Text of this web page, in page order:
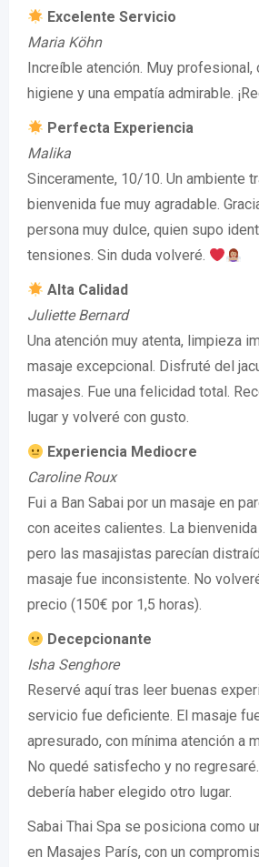
Excelente Servicio
Maria Köhn
Increíble atención. Muy profesional,
higiene y una empatía admirable.
Perfecta Experiencia
Malika
Sinceramente, 10/10. Un ambiente
bienvenida fue muy agradable.
persona muy dulce, quien supo
tensiones. Sin duda volveré.
Alta Calidad
Juliette Bernard
Una atención muy atenta, limpieza
masaje excepcional. Disfruté del
masajes. Fue una felicidad total.
lugar y volveré con gusto.
Experiencia Mediocre
Caroline Roux
Fui a Ban Sabai por un masaje en
con aceites calientes. La
pero las masajistas parecían
masaje fue inconsistente. No
precio (150€ por 1,5 horas).
Decepcionante
Isha Senghore
Reservé aquí tras leer buenas
servicio fue deficiente. El masaje
apresurado, con mínima atención a
No quedé satisfecho y no
debería haber elegido otro lugar.
Sabai Thai Spa se posiciona como
en Masajes París, con un